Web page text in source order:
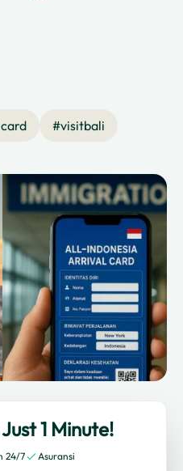
#visitbali
1 Minute!
24/7 Asuransi